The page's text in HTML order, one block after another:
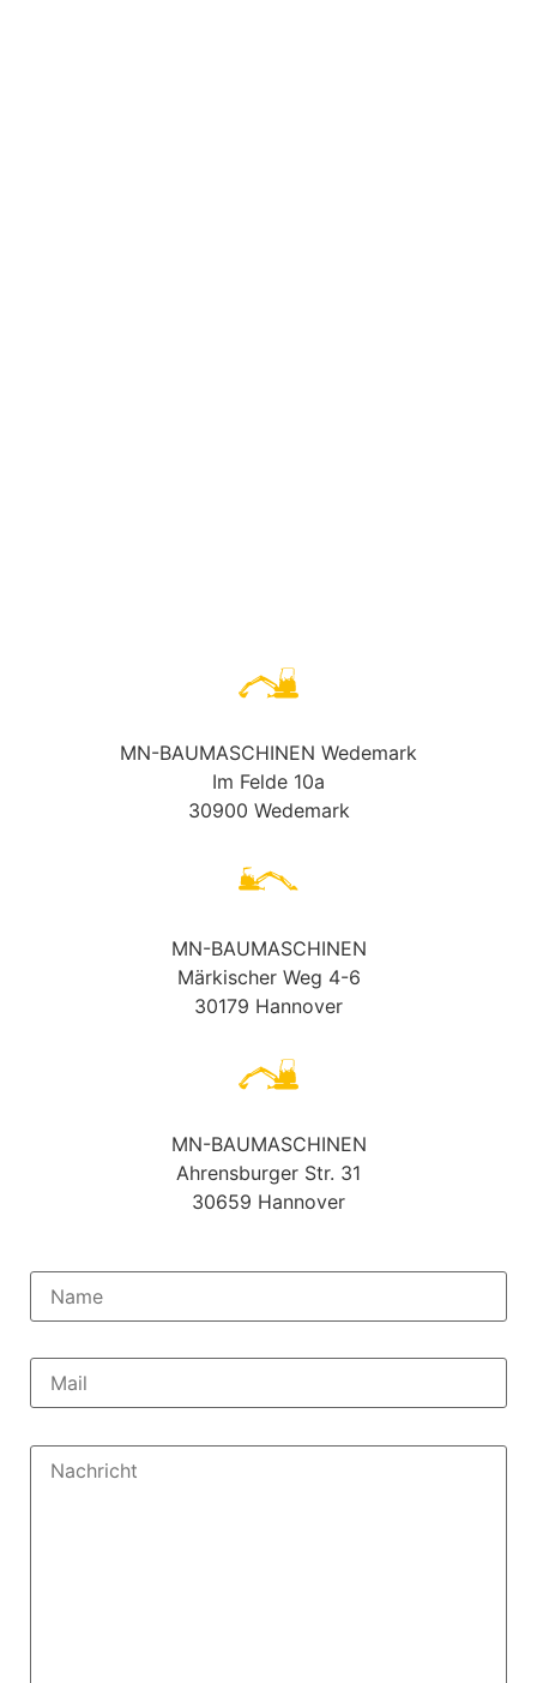
MN-BAUMASCHINEN Wedemark
Im Felde 10a
30900 Wedemark
MN-BAUMASCHINEN
Märkischer Weg 4-6
30179 Hannover
MN-BAUMASCHINEN
Ahrensburger Str. 31
30659 Hannover